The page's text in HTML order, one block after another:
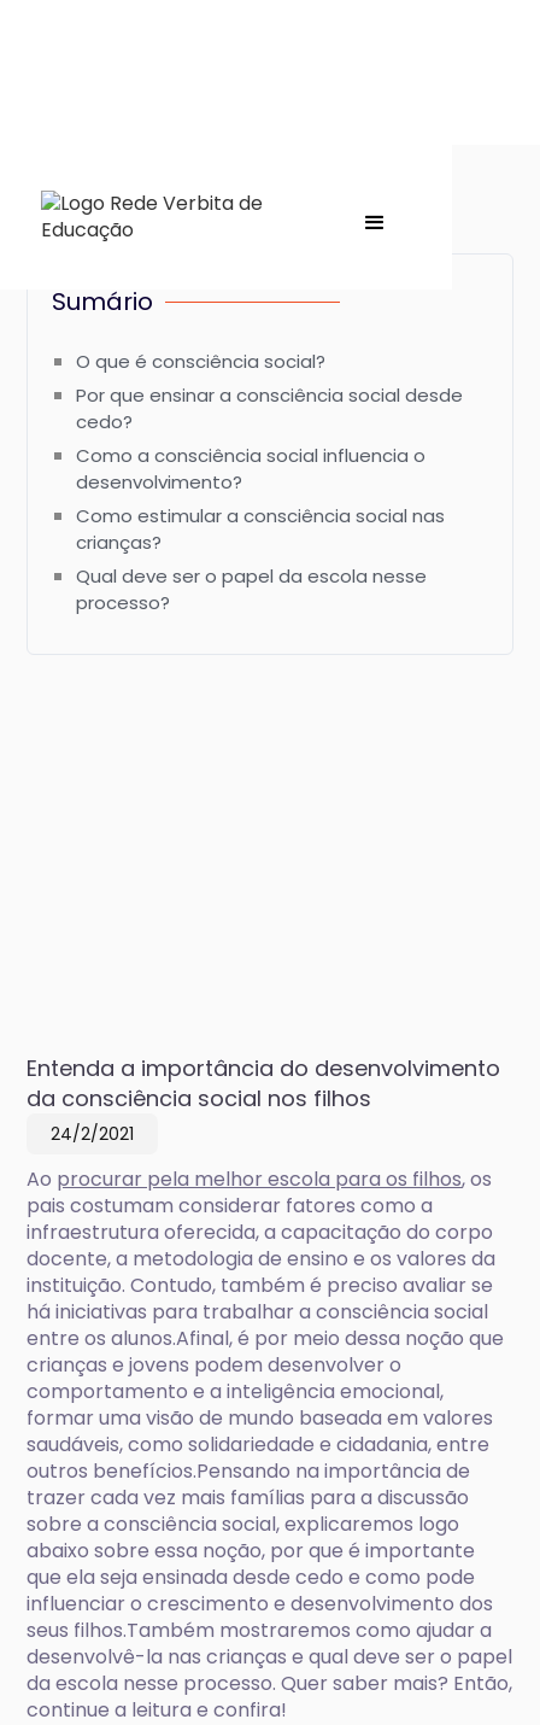
Sumário
O que é consciência social?
Por que ensinar a consciência social desde
cedo?
Como a consciência social influencia o
desenvolvimento?
Como estimular a consciência social nas
crianças?
Qual deve ser o papel da escola nesse
processo?
Entenda a importância do desenvolvimento
da consciência social nos filhos
24/2/2021
Ao procurar pela melhor escola para os filhos, os
pais costumam considerar fatores como a
infraestrutura oferecida, a capacitação do corpo
docente, a metodologia de ensino e os valores da
instituição. Contudo, também é preciso avaliar se
há iniciativas para trabalhar a consciência social
entre os alunos.Afinal, é por meio dessa noção que
crianças e jovens podem desenvolver o
comportamento e a inteligência emocional,
formar uma visão de mundo baseada em valores
saudáveis, como solidariedade e cidadania, entre
outros benefícios.Pensando na importância de
trazer cada vez mais famílias para a discussão
sobre a consciência social, explicaremos logo
abaixo sobre essa noção, por que é importante
que ela seja ensinada desde cedo e como pode
influenciar o crescimento e desenvolvimento dos
seus filhos.Também mostraremos como ajudar a
desenvolvê-la nas crianças e qual deve ser o papel
da escola nesse processo. Quer saber mais? Então,
continue a leitura e confira!